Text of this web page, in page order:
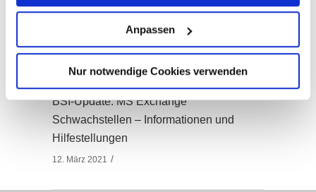
Anpassen
Nur notwendige Cookies verwenden
Sicherheit in Deutschland 2021“
BSI-Update: MS Exchange
Schwachstellen – Informationen und
Hilfestellungen
12. März 2021